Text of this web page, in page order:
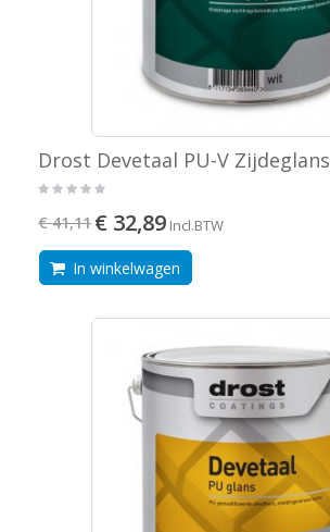
Drost Devetaal PU-V Zijdeglans
€ 41,11 € 32,89 Incl.BTW
In winkelwagen